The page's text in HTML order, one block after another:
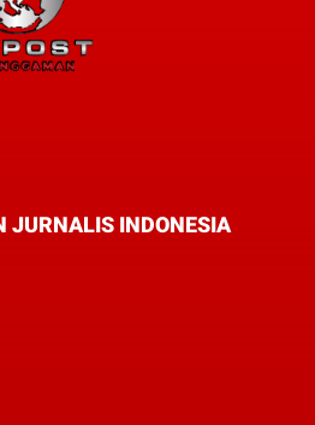
JURNALIS INDONESIA